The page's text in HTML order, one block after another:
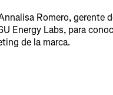
Romero, gerente
Energy Labs, para
de la marca.